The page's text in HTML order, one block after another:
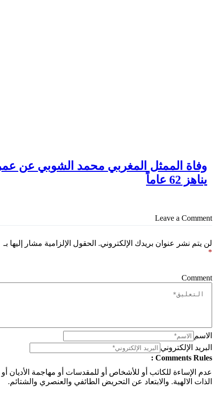
الممثل المغربي محمد الشوبي عن عمر
62 عاماً
Leave a
نشر عنوان بريدك الإلكتروني. الحقول الإلزامية مشار إليها بـ
الإلكتروني
Comments
الإساءة للكاتب أو للأشخاص أو للمقدسات أو مهاجمة الأديان أو
الالهية. والابتعاد عن التحريض الطائفي والعنصري والشتائم.